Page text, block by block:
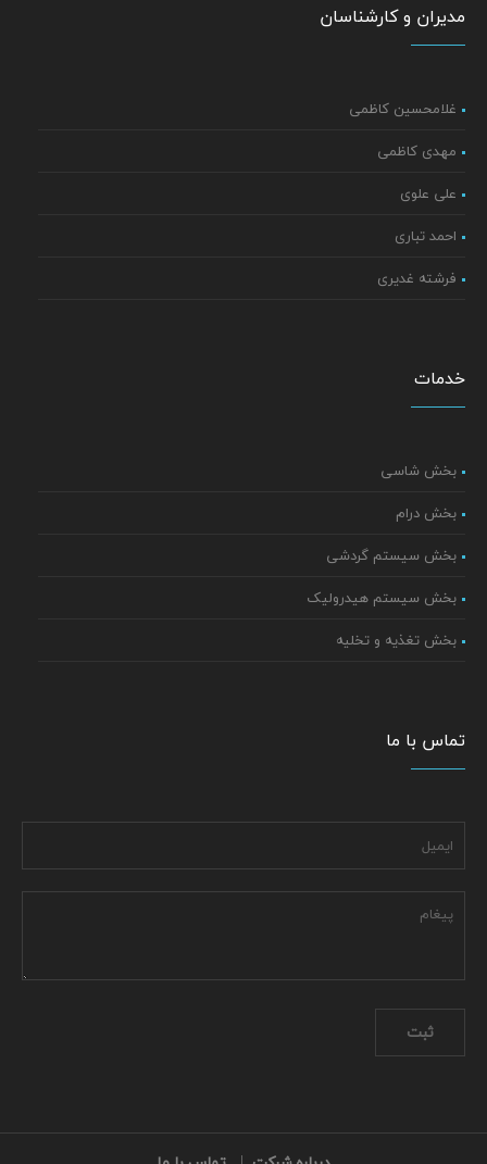
مدیران و کارشناسان
غلامحسین کاظمی
مهدی کاظمی
علی علوی
احمد تباری
فرشته غدیری
خدمات
بخش شاسی
بخش درام
بخش سیستم گردشی
بخش سیستم هیدرولیک
بخش تغذیه و تخلیه
تماس با ما